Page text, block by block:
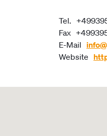
Tel.
Fax
E-Mail
Website